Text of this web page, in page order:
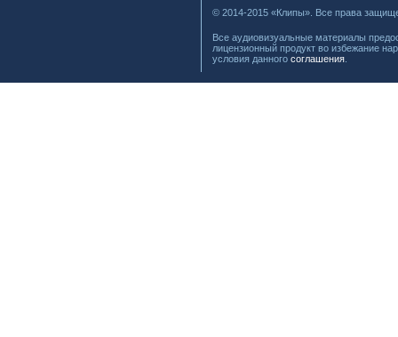
© 2014-2015 «Клипы». Все права
Все аудиовизуальные материалы
лицензионный продукт во избежание
условия данного соглашения